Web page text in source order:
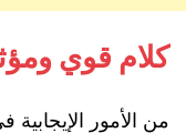
كلام قوي
من الأمور